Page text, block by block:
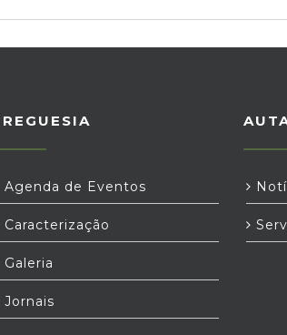
Agenda de Eventos
Caracterização
Galeria
Jornais